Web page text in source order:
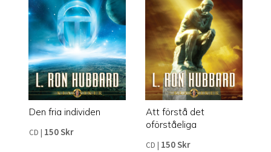
Den fria individen
CD | 150 Skr
Att förstå det
oförståeliga
CD | 150 Skr